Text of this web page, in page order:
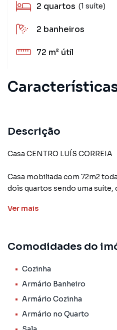
2 quartos (1 suíte)
2 banheiros
72 m² útil
Armário Banheiro
Armário Cozinha
Cerâmica
Descrição
Casa CENTRO LUÍS CORREIA
Casa mobiliada com 72m2
dois quartos sendo uma suíte,
e área de serviço ao fundo.
VALOR: 230.000
em Luís Correia. Não
mais informações sobre Casa
contato com nossa equipe
Ver mais
Comodidades do
Cozinha
Armário Banheiro
Armário Cozinha
Armário no Quarto